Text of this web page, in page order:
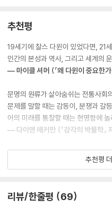
법을 모르는 것 같아요.”
게 만들어지고 어떻게 작동하는지
필요하면 사러 가요. 그래서 그 물건
“나는 미국에서 동료들에게 도덕적
것 같습니다. 뉴기니에서는 옳은 것
으로 인정됩니다.”--- p.673
이 책에서 우리가 깨달아야 할 것은,
적으로나 생태적으로, 심지어 영적
안이 있다는 걸 떠올려주기 때문이
리가 삶의 방식을 근본적으로 뜯어고
가지이다. 그럼 어떤 식으로 우리 삶
명의 위기와 종말을, 그리고 10년 만에
서는 세계의 희망과 생존의 해법을
세계를 움직이는 석학 중의 석학, 학
최종 도착한 곳은 놀랍게도 ‘어제의
삶의 방식을 찾아서 어제의 세계로
포니아의 실리콘밸리까지 전 세계 곳
전통과 현대 사회를 비교분석 했다.
다. 마침내, 다이아몬드 교수의 평생
3부작의 완결편이 완성되었다.
뉴기니 섬에서 연구를 했다. 그곳에
추천평
19세기에 찰스 다윈이 있었다면, 21
인간의 본성과 역사, 그리고 세계의
― 마이클 셔머 (『왜 다윈이 중요한가
문명의 원류가 살아숨쉬는 전통사회
문제를 말할 때는 감동이, 분쟁과 갈
어의 미래를 통찰할 때는 현명함에
― 다이앤 애커만 (『감각의 박물학』
그가 또다시 해냈다. 어제와 오늘, 전
추천평
리뷰/한줄평 69